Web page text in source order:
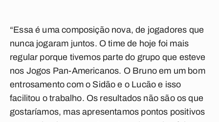
“Essa é uma composição nova, de jogadores que
nunca jogaram juntos. O time de hoje foi mais
regular porque tivemos parte do grupo que esteve
nos Jogos Pan-Americanos. O Bruno em um bom
entrosamento com o Sidão e o Lucão e isso
facilitou o trabalho. Os resultados não são os que
gostaríamos, mas apresentamos pontos positivos